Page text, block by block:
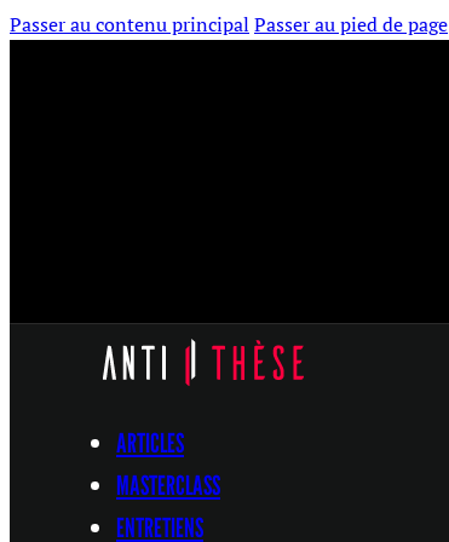
Passer au contenu principal Passer au pied de page
ARTICLES
MASTERCLASS
ENTRETIENS